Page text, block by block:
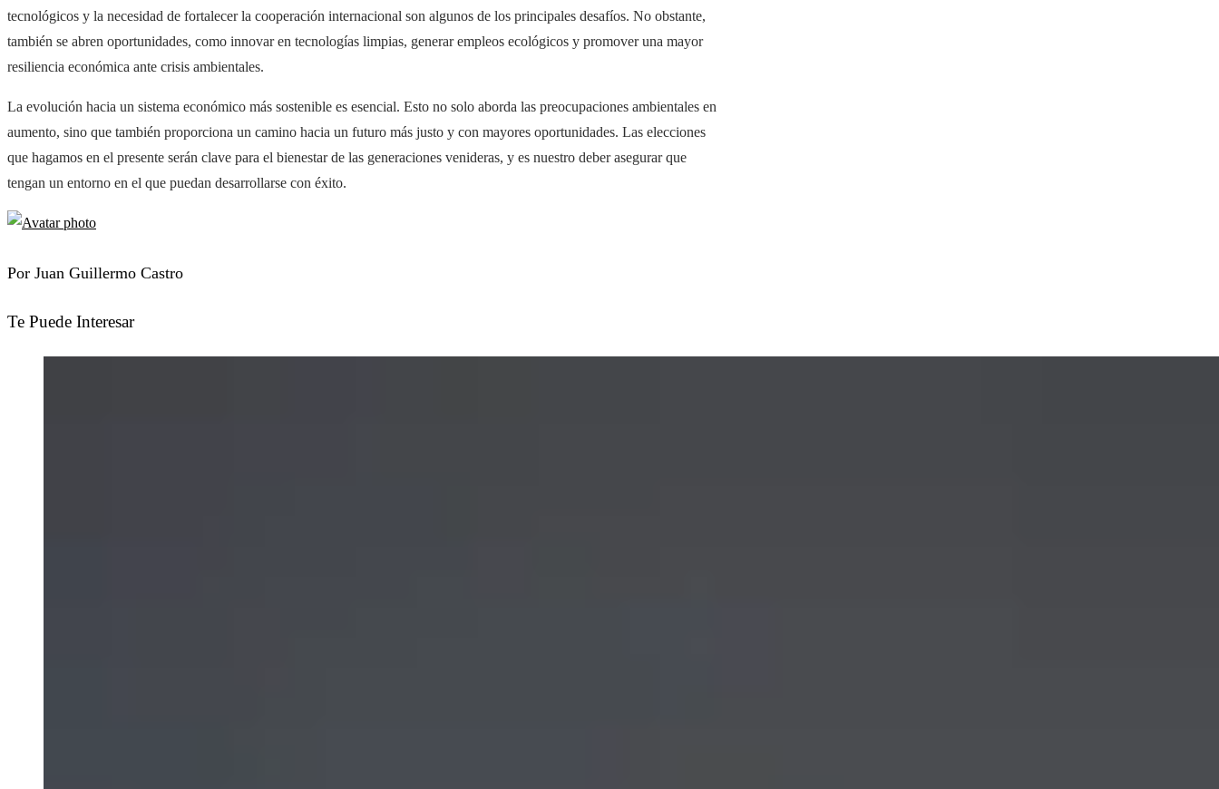
tecnológicos y la necesidad de fortalecer la cooperación internacional son algunos de los principales desafíos. No obstante,
también se abren oportunidades, como innovar en tecnologías limpias, generar empleos ecológicos y promover una mayor
resiliencia económica ante crisis ambientales.
La evolución hacia un sistema económico más sostenible es esencial. Esto no solo aborda las preocupaciones ambientales en
aumento, sino que también proporciona un camino hacia un futuro más justo y con mayores oportunidades. Las elecciones
que hagamos en el presente serán clave para el bienestar de las generaciones venideras, y es nuestro deber asegurar que
tengan un entorno en el que puedan desarrollarse con éxito.
Por Juan Guillermo Castro
Te Puede Interesar